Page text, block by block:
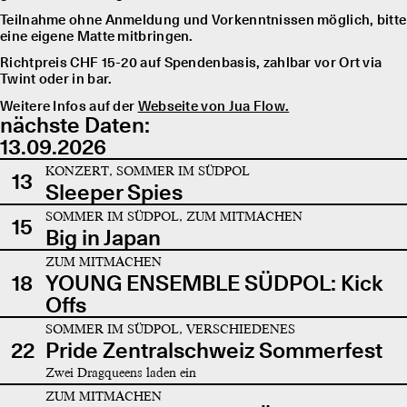
Teilnahme ohne Anmeldung und Vorkenntnissen möglich, bitte
eine eigene Matte mitbringen.
Richtpreis CHF 15-20 auf Spendenbasis, zahlbar vor Ort via
Twint oder in bar.
Weitere Infos auf der Webseite von Jua Flow.
nächste Daten:
13.09.2026
13
KONZERT, SOMMER IM SÜDPOL
Sleeper Spies
15
SOMMER IM SÜDPOL, ZUM MITMACHEN
Big in Japan
18
ZUM MITMACHEN
YOUNG ENSEMBLE SÜDPOL: Kick
Offs
22
SOMMER IM SÜDPOL, VERSCHIEDENES
Pride Zentralschweiz Sommerfest
Zwei Dragqueens laden ein
ZUM MITMACHEN